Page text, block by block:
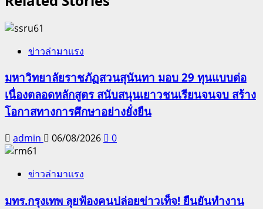
ข่าวล่ามาแรง
มหาวิทยาลัยราชภัฏสวนสุนันทา มอบ 29 ทุนแบบต่อ
เนื่องตลอดหลักสูตร สนับสนุนเยาวชนเรียนจนจบ สร้าง
โอกาสทางการศึกษาอย่างยั่งยืน
admin 06/08/2026 0
ข่าวล่ามาแรง
มทร.กรุงเทพ ลุยฟ้องคนปล่อยข่าวเท็จ! ยืนยันทำงาน